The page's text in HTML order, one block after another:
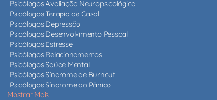
Psicólogos Avaliação Neuropsicológica
Psicólogos Terapia de Casal
Psicólogos Depressão
Psicólogos Desenvolvimento Pessoal
Psicólogos Estresse
Psicólogos Relacionamentos
Psicólogos Saúde Mental
Psicólogos Síndrome de Burnout
Psicólogos Síndrome do Pânico
Mostrar Mais